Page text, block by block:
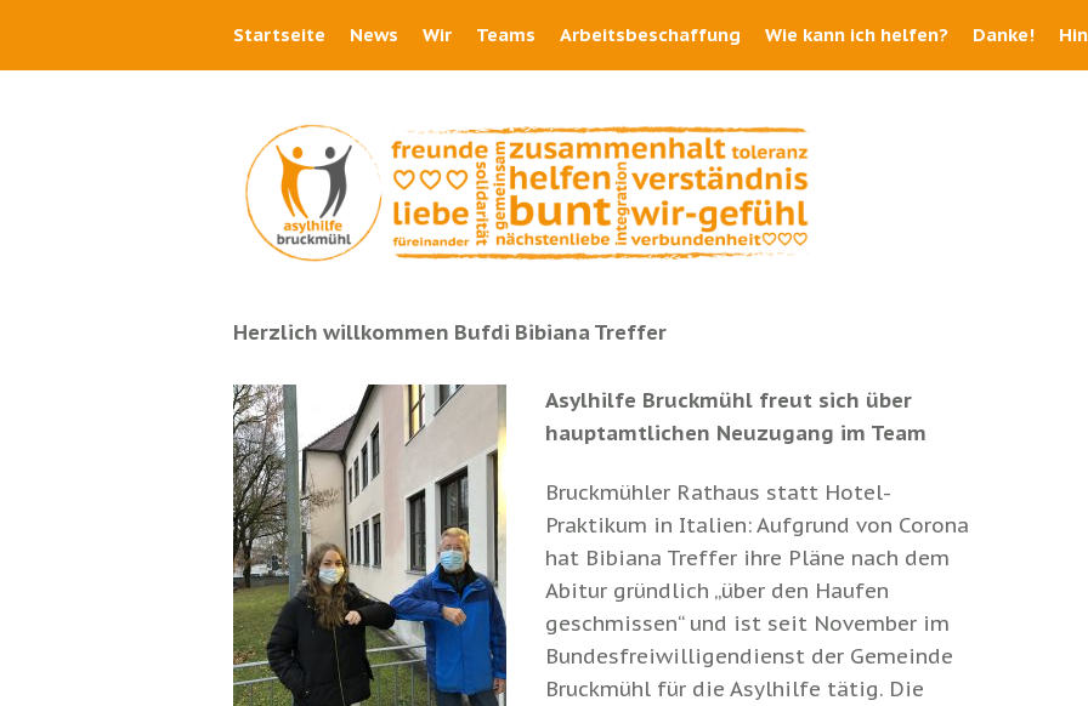
Startseite News Wir Teams Arbeitsbeschaffung Wie kann ich helfen? Danke!
Herzlich willkommen Bufdi Bibiana Treffer
Asylhilfe Bruckmühl freut sich über
hauptamtlichen Neuzugang im Team
Bruckmühler Rathaus statt Hotel-
Praktikum in Italien: Aufgrund von Corona
hat Bibiana Treffer ihre Pläne nach dem
Abitur gründlich „über den Haufen
geschmissen“ und ist seit November im
Bundesfreiwilligendienst der Gemeinde
Bruckmühl für die Asylhilfe tätig. Die